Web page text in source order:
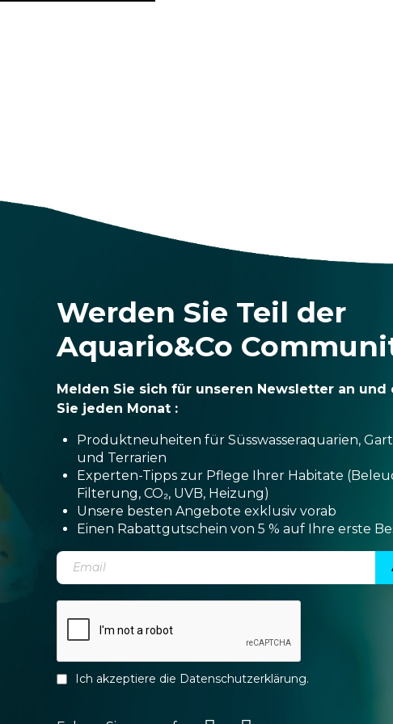
Werden Sie Teil der
Aquario&Co
Melden Sie sich für unseren Newsletter an und
Sie jeden Monat :
Produktneuheiten für Süsswasseraquarien,
und Terrarien
Experten-Tipps zur Pflege Ihrer Habitate
Filterung, CO₂, UVB, Heizung)
Unsere besten Angebote exklusiv vorab
Einen Rabattgutschein von 5 % auf Ihre erste
Ich akzeptiere die Datenschutzerklärung.